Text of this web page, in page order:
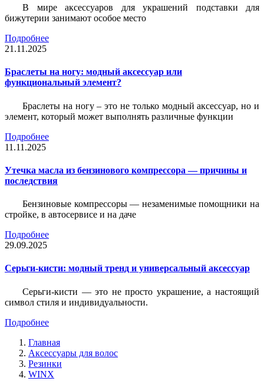
В мире аксессуаров для украшений подставки для
бижутерии занимают особое место
Подробнее
21.11.2025
Браслеты на ногу: модный аксессуар или
функциональный элемент?
Браслеты на ногу – это не только модный аксессуар, но и
элемент, который может выполнять различные функции
Подробнее
11.11.2025
Утечка масла из бензинового компрессора — причины и
последствия
Бензиновые компрессоры — незаменимые помощники на
стройке, в автосервисе и на даче
Подробнее
29.09.2025
Серьги-кисти: модный тренд и универсальный аксессуар
Серьги-кисти — это не просто украшение, а настоящий
символ стиля и индивидуальности.
Подробнее
Главная
Аксессуары для волос
Резинки
WINX